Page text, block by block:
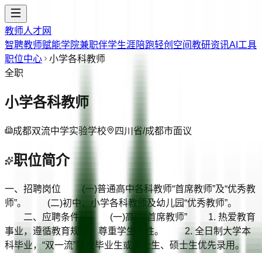
教师人才网
智聘教师赋能学院兼职伴学生涯陪跑轻创空间教研资讯AI工具
职位中心
小学各科教师
全职
小学各科教师
成都双流中学实验学校 四川省/成都市面议
职位简介
一、招聘岗位 (一)普通高中各科教师“首席教师”及“优秀教
师”。 (二)初中、小学各科教师及幼儿园“优秀教师”。
二、应聘条件： (一)高中“首席教师” 1. 热爱教育
事业，遵循教育规律，尊重学生个性。 2. 全日制大学本
科毕业，“双一流”院校毕业生或博士生、硕士生优先录用。